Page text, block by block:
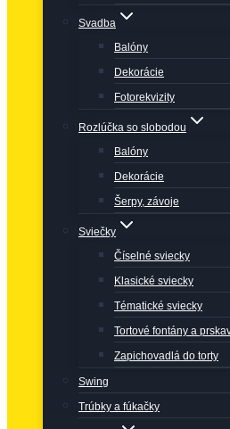
Svadba
Balóny
Dekorácie
Fotorekvizity
Rozlúčka so slobodou
Balóny
Dekorácie
Šerpy, závoje
Sviečky
Číselné sviecky
Klasické sviecky
Tématické sviecky
Tortové fontány a
Zapichovadlá do torty
Swing
Trúbky a fúkačky